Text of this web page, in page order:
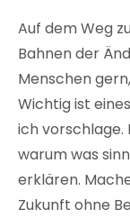
Auf dem Weg
Bahnen der
Menschen
Wichtig ist
ich vorschlage.
warum was
erklären.
Zukunft ohne